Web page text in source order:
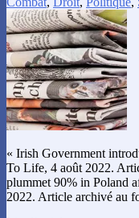
« Irish Government
To Life, 4 août 2022.
plummet 90% in Poland
2022. Article archivé au